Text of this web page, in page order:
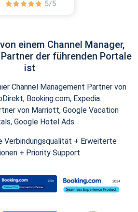
einem Channel Manager,
der führenden Portale
ist
Channel Management Partner von
Booking.com, Expedia.
von Marriott, Google Vacation
Google Hotel Ads.
Verbindungsqualität + Erweiterte
+ Priority Support